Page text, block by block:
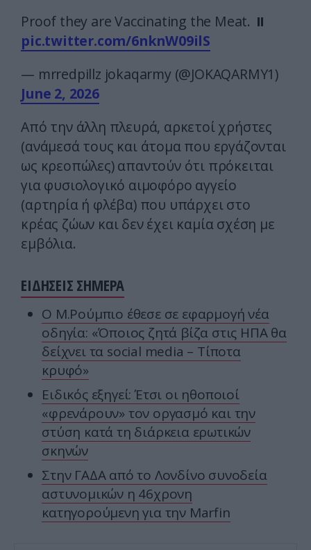
Proof they are Vaccinating the Meat. ⏸️
pic.twitter.com/6nknW09ilS
— mrredpillz jokaqarmy (@JOKAQARMY1)
June 2, 2026
Από την άλλη πλευρά, αρκετοί χρήστες
(ανάμεσά τους και άτομα που εργάζονται
ως κρεοπώλες) απαντούν ότι πρόκειται
για φυσιολογικό αιμοφόρο αγγείο
(αρτηρία ή φλέβα) που υπάρχει στο
κρέας ζώων και δεν έχει καμία σχέση με
εμβόλια.
ΕΙΔΗΣΕΙΣ ΣΗΜΕΡΑ
Ο Μ.Ρούμπιο έθεσε σε εφαρμογή νέα
οδηγία: «Όποιος ζητά βίζα στις ΗΠΑ θα
δείχνει τα social media – Τίποτα
κρυφό»
Ειδικός εξηγεί: Έτσι οι ηθοποιοί
«φρενάρουν» τον οργασμό και την
στύση κατά τη διάρκεια ερωτικών
σκηνών
Στην ΓΑΔΑ από το Λονδίνο συνοδεία
αστυνομικών η 46χρονη
κατηγορούμενη για την Marfin